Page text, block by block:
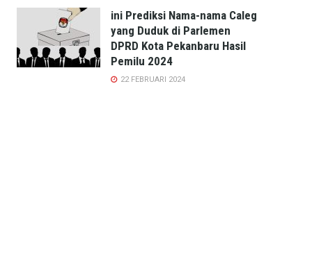
ini Prediksi Nama-nama Caleg
yang Duduk di Parlemen
DPRD Kota Pekanbaru Hasil
Pemilu 2024
22 FEBRUARI 2024